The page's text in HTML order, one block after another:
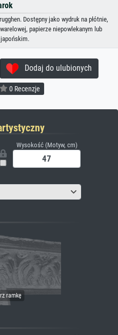
Dostępny jako wydruk na płótnie,
papierze niepowlekanym lub
Dodaj do ulubionych
0 Recenzje
Wysokość (Motyw, cm)